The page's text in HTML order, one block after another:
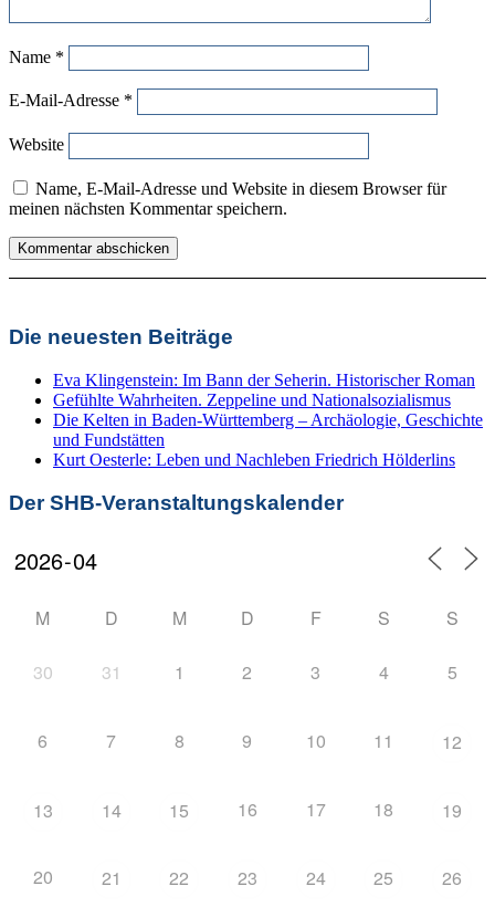
Name *
E-Mail-Adresse *
Website
Name, E-Mail-Adresse und Website in diesem Browser für
meinen nächsten Kommentar speichern.
Die neuesten Beiträge
Eva Klingenstein: Im Bann der Seherin. Historischer Roman
Gefühlte Wahrheiten. Zeppeline und Nationalsozialismus
Die Kelten in Baden-Württemberg – Archäologie, Geschichte
und Fundstätten
Kurt Oesterle: Leben und Nachleben Friedrich Hölderlins
Der SHB-Veranstaltungskalender
M D M D F S S
30 31 1 2 3 4 5
6 7 8 9 10 11 12
13 14 15 16 17 18 19
20 21 22 23 24 25 26